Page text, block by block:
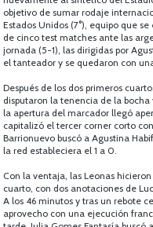
objetivo de sumar rodaje
Estados Unidos (7°), equipo que
de cinco test matches ante las
jornada (5-1), las dirigidas por
el tanteador y se quedaron con
Después de los dos primeros
disputaron la tenencia de la
la apertura del marcador llegó
capitalizó el tercer corner corto
Barrionuevo buscó a Agustina
la red estableciera el 1 a 0.
Con la ventaja, las Leonas
cuarto, con dos anotaciones de
A los 46 minutos y tras un rebote
aprovecho con una ejecución